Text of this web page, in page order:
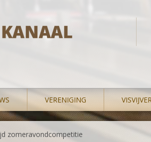
VERENIGING
zomeravondcompetitie